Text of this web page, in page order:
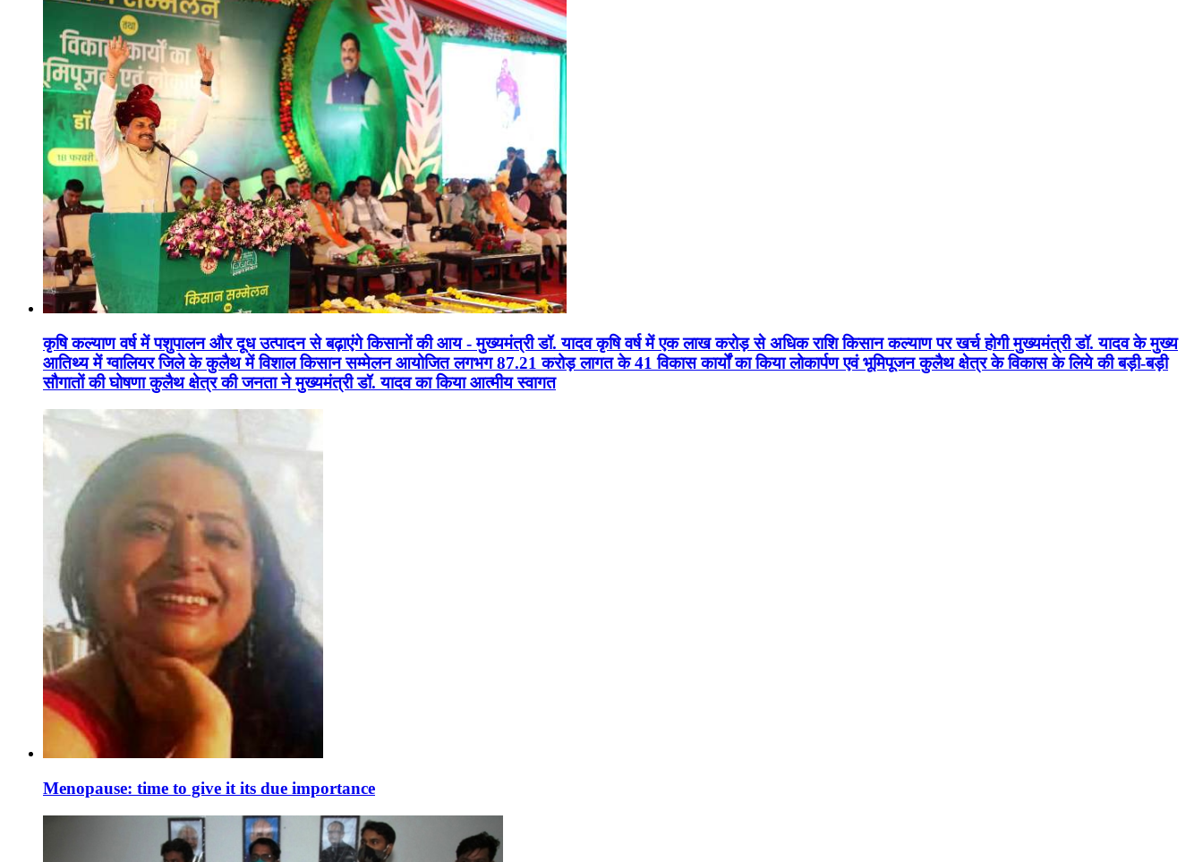
कृषि कल्याण वर्ष में पशुपालन और दूध उत्पादन से बढ़ाएंगे किसानों की आय - मुख्यमंत्री डॉ. यादव कृषि वर्ष में एक लाख करोड़ से अधिक राशि किसान कल्याण पर खर्च होगी मुख्यमंत्री डॉ. यादव के मुख्य
आतिथ्य में ग्वालियर जिले के कुलैथ में विशाल किसान सम्मेलन आयोजित लगभग 87.21 करोड़ लागत के 41 विकास कार्यों का किया लोकार्पण एवं भूमिपूजन कुलैथ क्षेत्र के विकास के लिये की बड़ी-बड़ी
सौगातों की घोषणा कुलैथ क्षेत्र की जनता ने मुख्यमंत्री डॉ. यादव का किया आत्मीय स्वागत
Menopause: time to give it its due importance